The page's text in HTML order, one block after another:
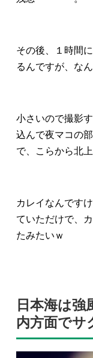
その後、１時間
るんですが、な
小さいので撮影
込んで夜マコの
で、こらから北
カレイなんです
ていただけで、
たみたいｗ
日本海は
内方面でサ